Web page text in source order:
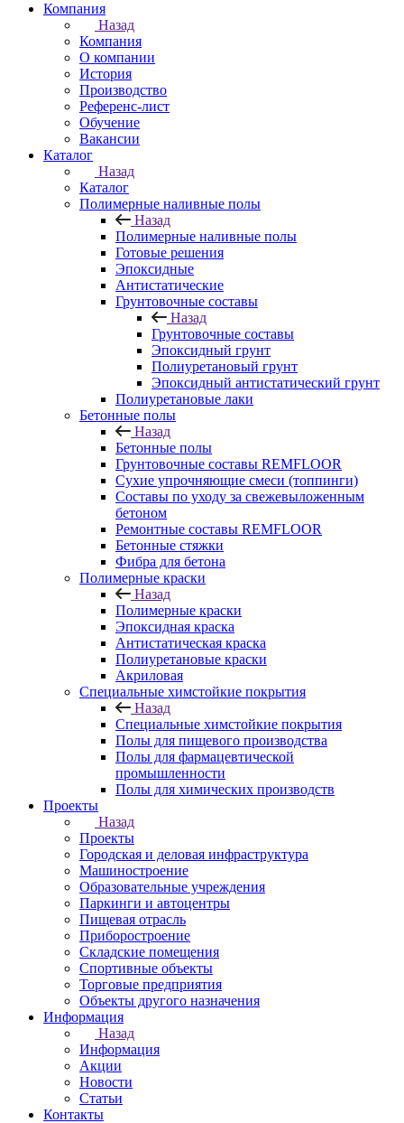
Компания
Назад
Компания
О компании
История
Производство
Референс-лист
Обучение
Вакансии
Каталог
Назад
Каталог
Полимерные наливные полы
Назад
Полимерные наливные полы
Готовые решения
Эпоксидные
Антистатические
Грунтовочные составы
Назад
Грунтовочные составы
Эпоксидный грунт
Полиуретановый грунт
Эпоксидный антистатический грунт
Полиуретановые лаки
Бетонные полы
Назад
Бетонные полы
Грунтовочные составы REMFLOOR
Сухие упрочняющие смеси (топпинги)
Составы по уходу за свежевыложенным
бетоном
Ремонтные составы REMFLOOR
Бетонные стяжки
Фибра для бетона
Полимерные краски
Назад
Полимерные краски
Эпоксидная краска
Антистатическая краска
Полиуретановые краски
Акриловая
Специальные химстойкие покрытия
Назад
Специальные химстойкие покрытия
Полы для пищевого производства
Полы для фармацевтической
промышленности
Полы для химических производств
Проекты
Назад
Проекты
Городская и деловая инфраструктура
Машиностроение
Образовательные учреждения
Паркинги и автоцентры
Пищевая отрасль
Приборостроение
Складские помещения
Спортивные объекты
Торговые предприятия
Объекты другого назначения
Информация
Назад
Информация
Акции
Новости
Статьи
Контакты